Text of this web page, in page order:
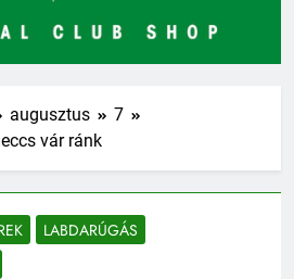
augusztus
7
vár ránk
LABDARÚGÁS